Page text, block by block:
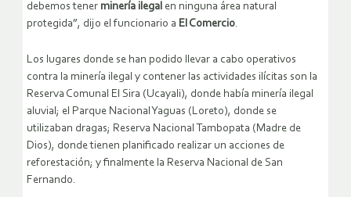
debemos tener minería ilegal en ninguna área natural
protegida”, dijo el funcionario a El Comercio.
Los lugares donde se han podido llevar a cabo operativos
contra la minería ilegal y contener las actividades ilícitas son la
Reserva Comunal El Sira (Ucayali), donde había minería ilegal
aluvial; el Parque Nacional Yaguas (Loreto), donde se
utilizaban dragas; Reserva Nacional Tambopata (Madre de
Dios), donde tienen planificado realizar un acciones de
reforestación; y finalmente la Reserva Nacional de San
Fernando.